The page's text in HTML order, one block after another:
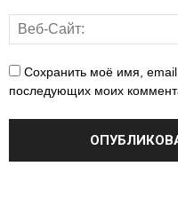
Сохранить моё имя,
последующих моих